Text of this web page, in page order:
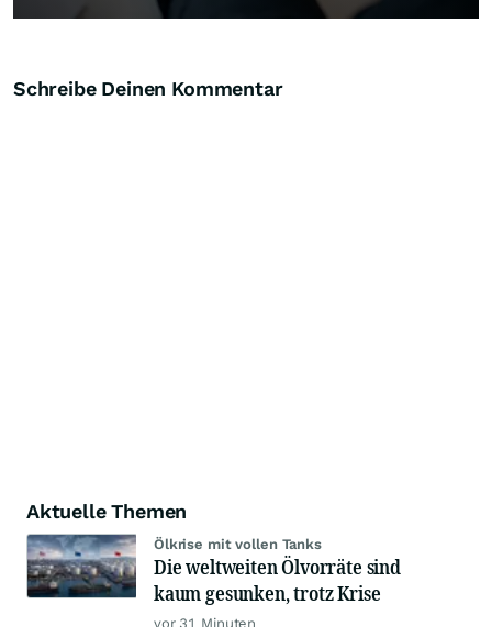
Schreibe Deinen Kommentar
Aktuelle Themen
Ölkrise mit vollen Tanks
Die weltweiten Ölvorräte sind
kaum gesunken, trotz Krise
vor 31 Minuten